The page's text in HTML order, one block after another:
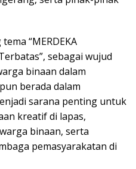
“MERDEKA
sebagai wujud
binaan dalam
berada dalam
sarana penting untuk
kreatif di lapas,
binaan, serta
pemasyarakatan di